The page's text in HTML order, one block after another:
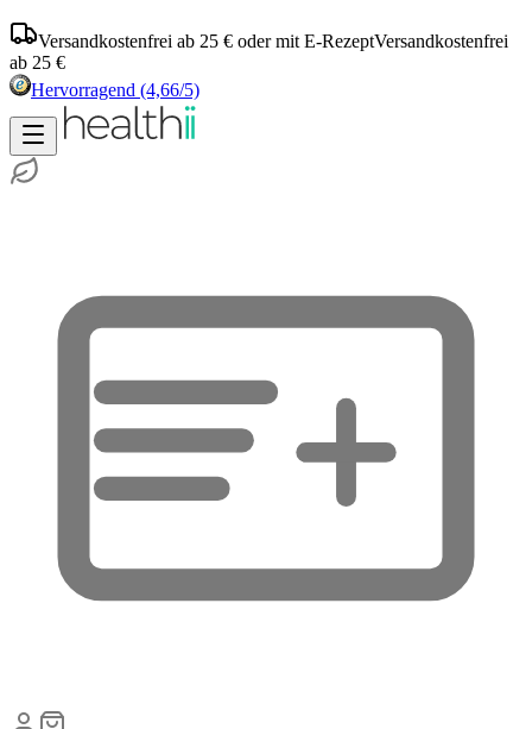
Versandkostenfrei ab 25 € oder mit E-RezeptVersandkostenfrei
ab 25 €
Hervorragend (4,66/5)